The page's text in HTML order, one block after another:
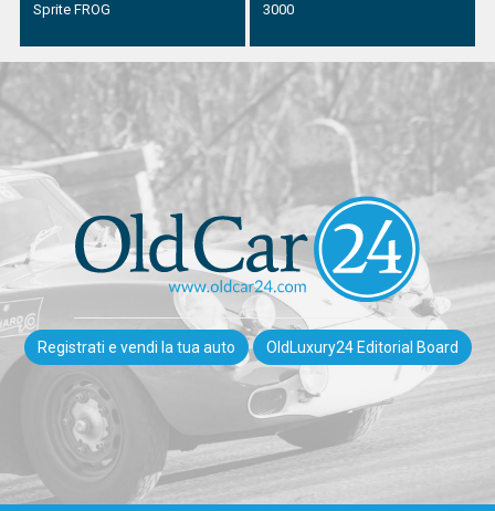
Sprite FROG
3000
Registrati e vendi la tua auto OldLuxury24 Editorial Board